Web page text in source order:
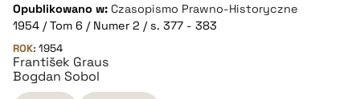
pobierz cytat
BIBTEX
Opublikowano w: Czasopismo Prawno-Historyczne
1954 / Tom 6 / Numer 2 / s. 377 - 383
ROK: 1954
František Graus
Bogdan Sobol